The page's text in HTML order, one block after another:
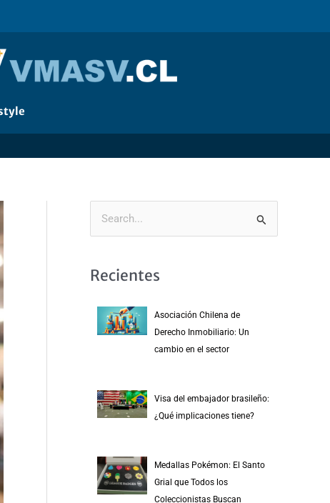
Recientes
Asociación Chilena de
Derecho Inmobiliario: Un
cambio en el sector
Visa del embajador brasileño:
¿Qué implicaciones tiene?
Medallas Pokémon: El Santo
Grial que Todos los
Coleccionistas Buscan